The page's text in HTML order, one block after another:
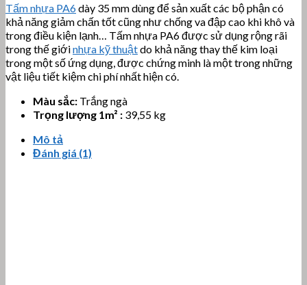
Tấm nhựa PA6dày 35 mm dùng để sản xuất các bộ phận có
khả năng giảm chấn tốt cũng như chống va đập cao khi khô và
trong điều kiện lạnh… Tấm nhựa PA6 được sử dụng rộng rãi
trong thế giớinhựa kỹ thuậtdo khả năng thay thế kim loại
trong một số ứng dụng, được chứng minh là một trong những
vật liệu tiết kiệm chi phí nhất hiện có.
Màu sắc: Trắng ngà
Trọng lượng 1m² : 39,55 kg
Mô tả
Đánh giá (1)